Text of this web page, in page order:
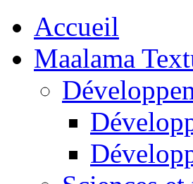
Accueil
Maalama